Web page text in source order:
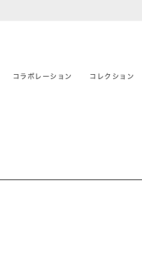
コラボレーション コレクション